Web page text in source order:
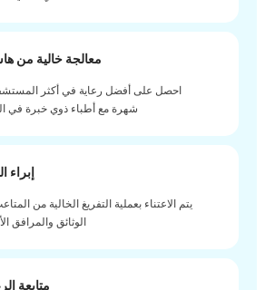
معالجة خالية من
احصل على أفضل رعاية في أكثر
شهرة مع أطباء ذوي خبرة في
إبراء
يتم الاعتناء بعملية التفريغ الخالية من
الوثائق والمرافق
متابعة